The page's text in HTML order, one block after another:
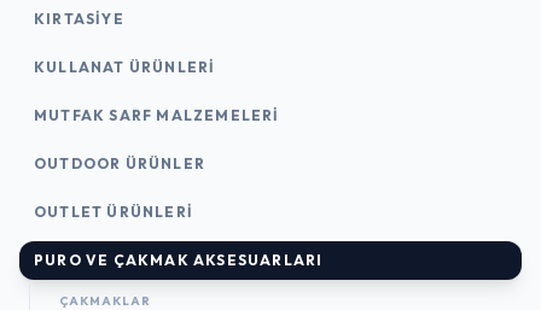
KIRTASİYE
KULLANAT ÜRÜNLERI
MUTFAK SARF MALZEMELERI
OUTDOOR ÜRÜNLER
OUTLET ÜRÜNLERI
PURO VE ÇAKMAK AKSESUARLARI
ÇAKMAKLAR